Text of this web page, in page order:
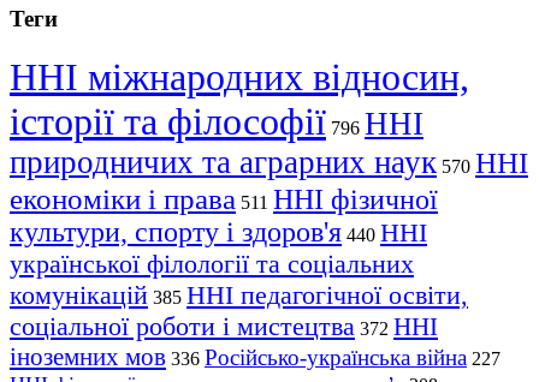
Теги
ННІ міжнародних відносин,
історії та філософії 796 ННІ
природничих та аграрних наук 570 ННІ
економіки і права 511 ННІ фізичної
культури, спорту і здоров'я 440 ННІ
української філології та соціальних
комунікацій 385 ННІ педагогічної освіти,
соціальної роботи і мистецтва 372 ННІ
іноземних мов 336 Російсько-українська війна 227